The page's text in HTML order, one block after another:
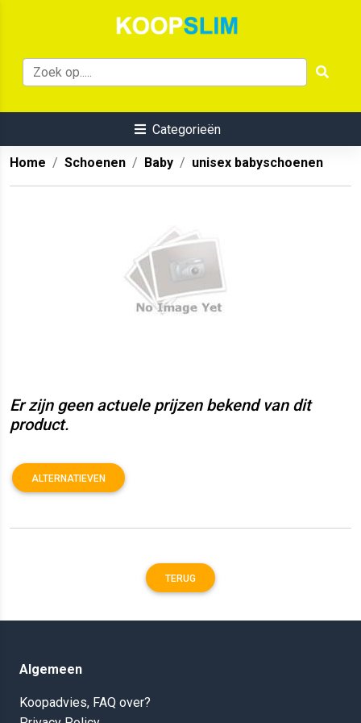
Categorieën
Home Schoenen Baby unisex babyschoenen
Er zijn geen actuele prijzen bekend van dit
product.
ALTERNATIEVEN
TERUG
Algemeen
Koopadvies, FAQ over?